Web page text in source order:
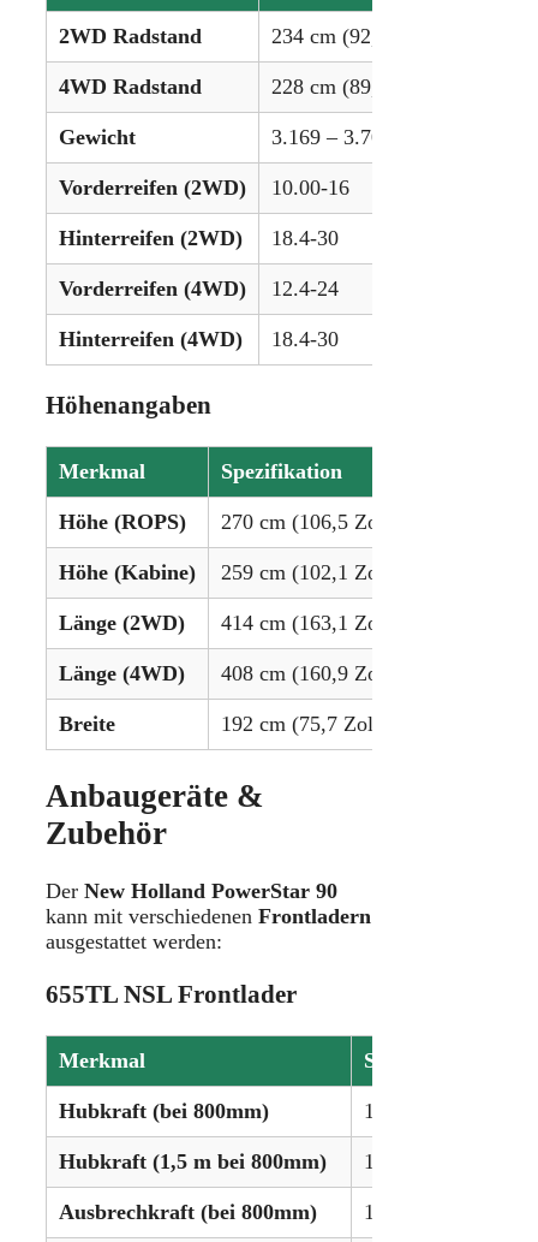
2WD Radstand 234 cm (92,2 Zoll)
4WD Radstand 228 cm (89,9 Zoll)
Gewicht 3.169 – 3.700 kg (6.988 –
Vorderreifen (2WD) 10.00-16
Hinterreifen (2WD) 18.4-30
Vorderreifen (4WD) 12.4-24
Hinterreifen (4WD) 18.4-30
Höhenangaben
Merkmal Spezifikation
Höhe (ROPS) 270 cm (106,5 Zoll)
Höhe (Kabine) 259 cm (102,1 Zoll)
Länge (2WD) 414 cm (163,1 Zoll)
Länge (4WD) 408 cm (160,9 Zoll)
Breite 192 cm (75,7 Zoll)
Anbaugeräte &
Zubehör
Der New Holland PowerStar 90
kann mit verschiedenen Frontladern
ausgestattet werden:
655TL NSL Frontlader
Merkmal Spezifikation
Hubkraft (bei 800mm) 1.124 kg
Hubkraft (1,5 m bei 800mm) 1.397 kg
Ausbrechkraft (bei 800mm) 1.696 kg